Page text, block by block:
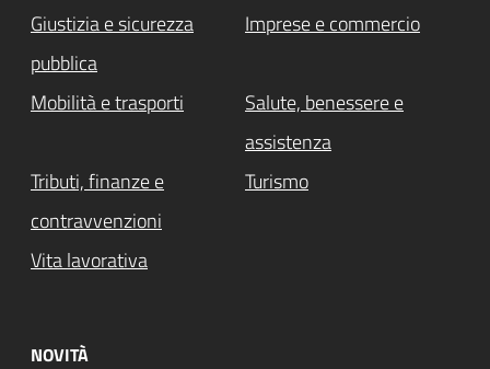
Giustizia e sicurezza
pubblica
Imprese e commercio
Mobilità e trasporti
Salute, benessere e
assistenza
Tributi, finanze e
contravvenzioni
Turismo
Vita lavorativa
NOVITÀ